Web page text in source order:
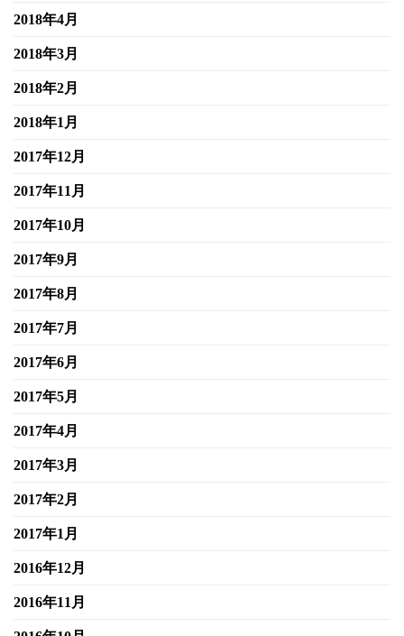
2018年4月
2018年3月
2018年2月
2018年1月
2017年12月
2017年11月
2017年10月
2017年9月
2017年8月
2017年7月
2017年6月
2017年5月
2017年4月
2017年3月
2017年2月
2017年1月
2016年12月
2016年11月